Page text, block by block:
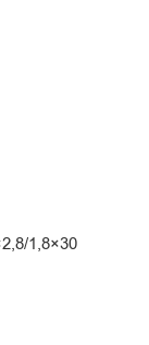
1,8×30